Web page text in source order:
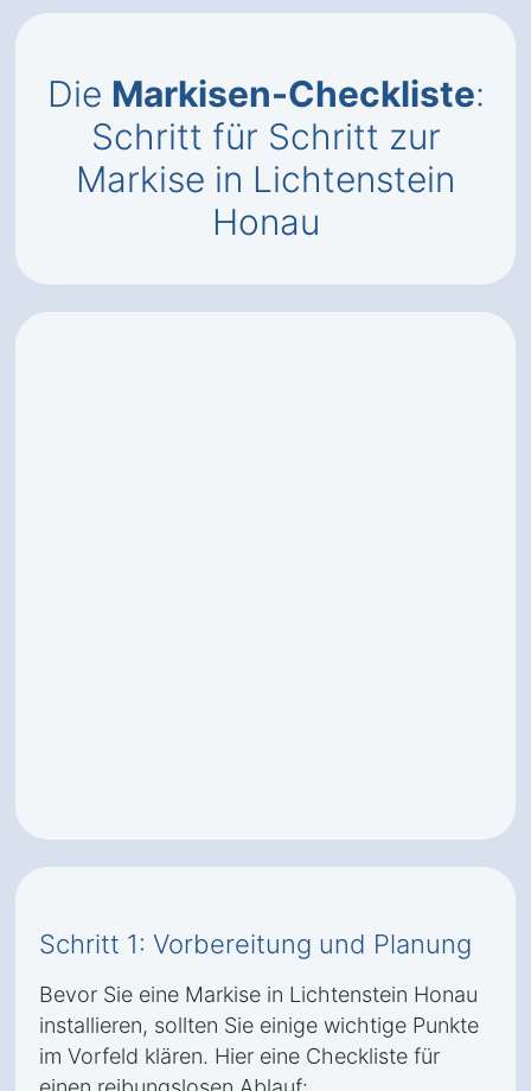
Die Markisen-Checkliste:
Schritt für Schritt zur
Markise in Lichtenstein
Honau
Schritt 1: Vorbereitung und Planung
Bevor Sie eine Markise in Lichtenstein Honau
installieren, sollten Sie einige wichtige Punkte
im Vorfeld klären. Hier eine Checkliste für